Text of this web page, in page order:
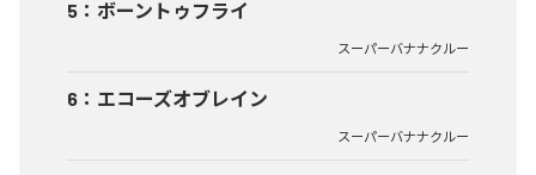
5 ： ボーントゥフライ
スーパーバナナクルー
6 ： エコーズオブレイン
スーパーバナナクルー